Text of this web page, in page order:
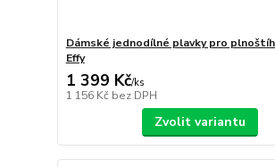
Dámské jednodílné plavky pro
Effy
1 399 Kč/ks
1 156 Kč bez DPH
Zvolit variantu